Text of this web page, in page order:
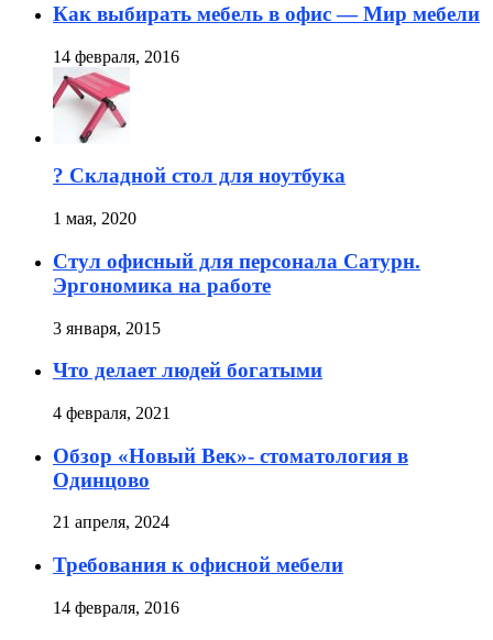
Как выбирать мебель в офис — Мир мебели
14 февраля, 2016
? Складной стол для ноутбука
1 мая, 2020
Стул офисный для персонала Сатурн.
Эргономика на работе
3 января, 2015
Что делает людей богатыми
4 февраля, 2021
Обзор «Новый Век»- стоматология в
Одинцово
21 апреля, 2024
Требования к офисной мебели
14 февраля, 2016